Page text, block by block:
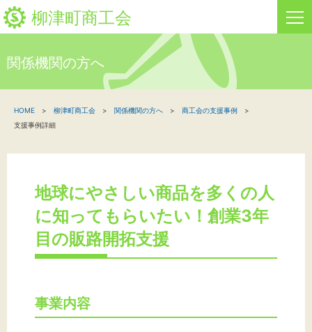
柳津町商工会
新着情報
関係機関の方へ
柳津町商工会について
関係機関の方へ
HOME 柳津町商工会 関係機関の方へ
商工会の支援事例
支援事例詳細
地球にやさしい商品を多くの人
に知ってもらいたい！創業3年
目の販路開拓支援
事業内容